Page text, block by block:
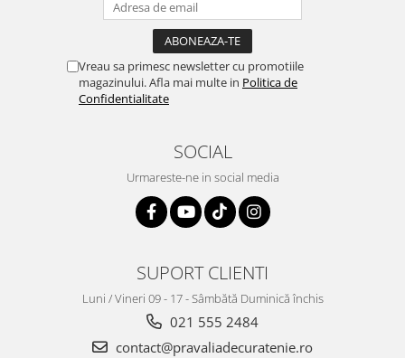
Vreau sa primesc newsletter cu promotiile
magazinului. Afla mai multe in Politica de
Confidentialitate
SOCIAL
Urmareste-ne in social media
SUPORT CLIENTI
Luni / Vineri 09 - 17 - Sâmbătă Duminică închis
021 555 2484
contact@pravaliadecuratenie.ro